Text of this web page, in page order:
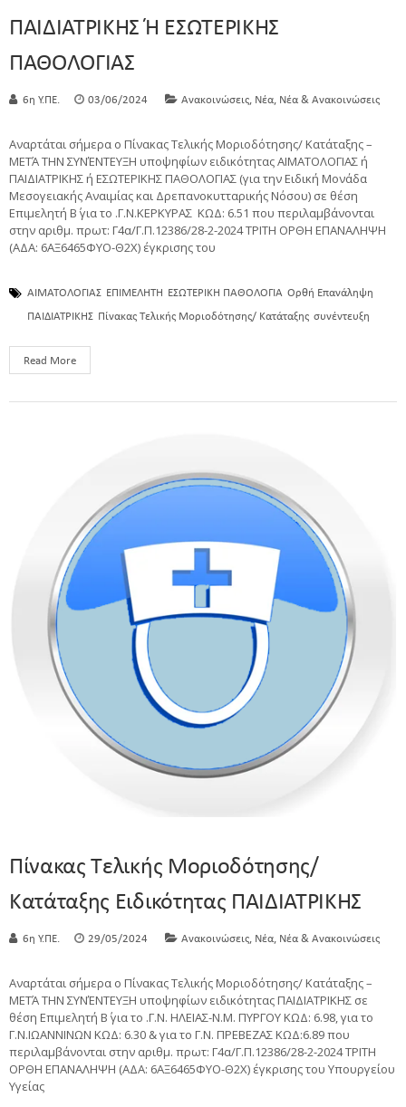
ΠΑΙΔΙΑΤΡΙΚΗΣ Ή ΕΣΩΤΕΡΙΚΗΣ
ΠΑΘΟΛΟΓΙΑΣ
6η Υ.ΠΕ. 03/06/2024 Ανακοινώσεις, Νέα, Νέα & Ανακοινώσεις
Αναρτάται σήμερα ο Πίνακας Τελικής Μοριοδότησης/ Κατάταξης –
ΜΕΤΆ ΤΗΝ ΣΥΝΈΝΤΕΥΞΗ υποψηφίων ειδικότητας ΑΙΜΑΤΟΛΟΓΙΑΣ ή
ΠΑΙΔΙΑΤΡΙΚΗΣ ή ΕΣΩΤΕΡΙΚΗΣ ΠΑΘΟΛΟΓΙΑΣ (για την Ειδική Μονάδα
Μεσογειακής Αναιμίας και Δρεπανοκυτταρικής Νόσου) σε θέση
Επιμελητή Β΄ για το .Γ.Ν.ΚΕΡΚΥΡΑΣ ΚΩΔ: 6.51 που περιλαμβάνονται
στην αριθμ. πρωτ: Γ4α/Γ.Π.12386/28-2-2024 ΤΡΙΤΗ ΟΡΘΗ ΕΠΑΝΑΛΗΨΗ
(ΑΔΑ: 6ΑΞ6465ΦΥΟ-Θ2Χ) έγκρισης του
ΑΙΜΑΤΟΛΟΓΙΑΣ ΕΠΙΜΕΛΗΤΗ ΕΣΩΤΕΡΙΚΗ ΠΑΘΟΛΟΓΙΑ Ορθή Επανάληψη
ΠΑΙΔΙΑΤΡΙΚΗΣ Πίνακας Τελικής Μοριοδότησης/ Κατάταξης συνέντευξη
Read More
Πίνακας Τελικής Μοριοδότησης/
Κατάταξης Ειδικότητας ΠΑΙΔΙΑΤΡΙΚΗΣ
6η Υ.ΠΕ. 29/05/2024 Ανακοινώσεις, Νέα, Νέα & Ανακοινώσεις
Αναρτάται σήμερα ο Πίνακας Τελικής Μοριοδότησης/ Κατάταξης –
ΜΕΤΆ ΤΗΝ ΣΥΝΈΝΤΕΥΞΗ υποψηφίων ειδικότητας ΠΑΙΔΙΑΤΡΙΚΗΣ σε
θέση Επιμελητή Β΄ για το .Γ.Ν. ΗΛΕΙΑΣ-Ν.Μ. ΠΥΡΓΟΥ ΚΩΔ: 6.98, για το
Γ.Ν.ΙΩΑΝΝΙΝΩΝ ΚΩΔ: 6.30 & για το Γ.Ν. ΠΡΕΒΕΖΑΣ ΚΩΔ:6.89 που
περιλαμβάνονται στην αριθμ. πρωτ: Γ4α/Γ.Π.12386/28-2-2024 ΤΡΙΤΗ
ΟΡΘΗ ΕΠΑΝΑΛΗΨΗ (ΑΔΑ: 6ΑΞ6465ΦΥΟ-Θ2Χ) έγκρισης του Υπουργείου
Υγείας